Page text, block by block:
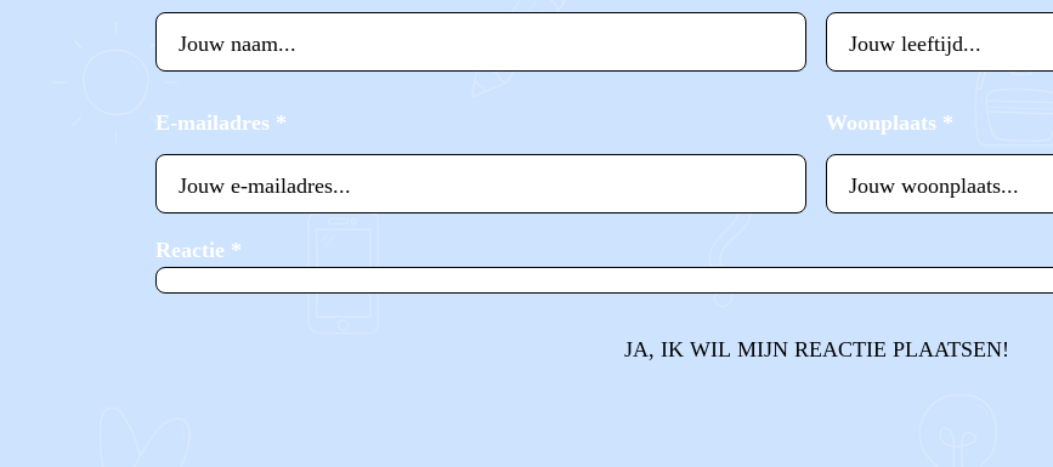
E-mailadres * Woonplaats *
Reactie *
JA, IK WIL MIJN REACTIE PLAATSEN!